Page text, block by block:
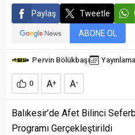
Paylaş Tweetle
ABONE OL
Pervin Bölükbaşı
0 A+ A-
Balıkesir’de Afet Bilinci
Programı Gerçekleştirildi